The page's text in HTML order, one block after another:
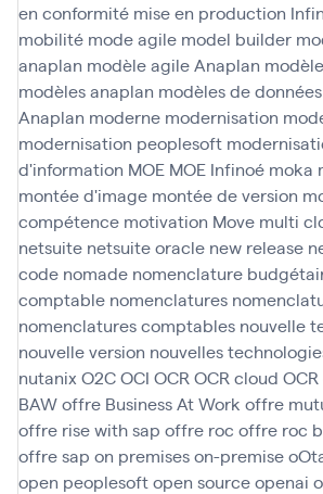
en conformité mise en production
mobilité mode agile model builder
anaplan modèle agile Anaplan
modèles anaplan modèles de données
Anaplan moderne modernisation
modernisation peoplesoft
d'information MOE MOE Infinoé moka
montée d'image montée de version
compétence motivation Move multi
netsuite netsuite oracle new release
code nomade nomenclature
comptable nomenclatures
nomenclatures comptables nouvelle
nouvelle version nouvelles
nutanix O2COCI OCR OCR cloud
BAWoffre Business At Work offre
offre rise with sap offre roc offre roc
offre sap on premiseson-premise
open peoplesoftopen sourceopenai